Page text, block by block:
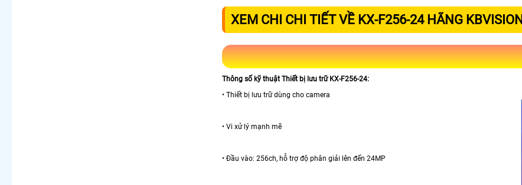
XEM CHI CHI TIẾT VỀ KX-F256-24 HÃNG KBVISION
Thông số kỹ thuật Thiết bị lưu trữ KX-F256-24:
• Thiết bị lưu trữ dùng cho camera
• Vi xử lý mạnh mẽ
• Đầu vào: 256ch, hỗ trợ độ phân giải lên đến 24MP